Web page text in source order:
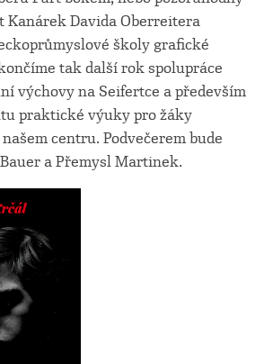
Kanárek Davida Oberreitera
školy grafické
tak další rok spolupráce
výchovy na Seifertce a především
praktické výuky pro žáky
centru. Podvečerem bude
a Přemysl Martinek.